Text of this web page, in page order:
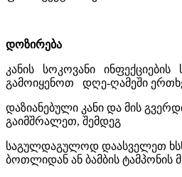
დოზირება
კანის სოკოვანი
გამოიყენოთ დღე-ღამეში
დაზიანებული კანი და მის
გაიმშრალეთ, შემდეგ
საგულდაგულოდ დაასველეთ
ბოთლიდან ან ბამბის ტამპონის